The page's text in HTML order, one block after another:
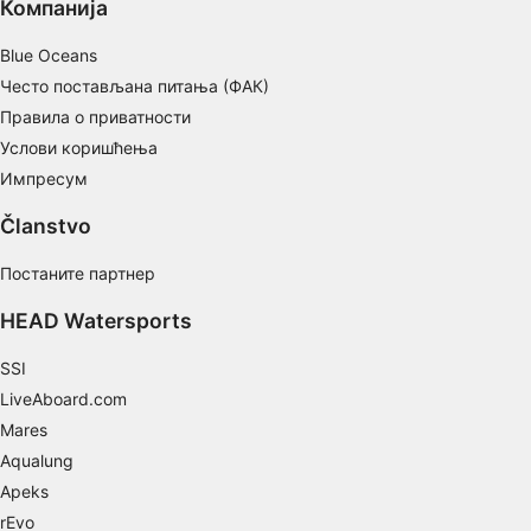
Компанија
Blue Oceans
Често постављана питања (ФАК)
Правила о приватности
Услови коришћења
Импресум
Članstvo
Постаните партнер
HEAD Watersports
SSI
LiveAboard.com
Mares
Aqualung
Apeks
rEvo
Performance
Advertising